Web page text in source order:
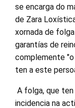
se encarga do
de Zara
xornada de
garantías de
complemente
ten a este
A folga, que
incidencia na